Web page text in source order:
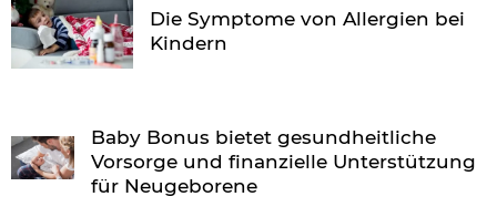
Die Symptome von Allergien bei
Kindern
Baby Bonus bietet gesundheitliche
Vorsorge und finanzielle Unterstützung
für Neugeborene